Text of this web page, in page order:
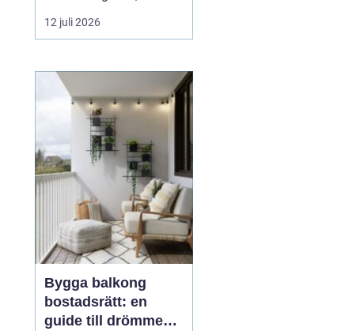
en dynamisk marknad
för bostadssökande.
Ljungbyhar blivit ett hett
ämne för många, då
staden erbjuder en u...
12 juli 2026
Bygga balkong
bostadsrätt: en
guide till drömmen